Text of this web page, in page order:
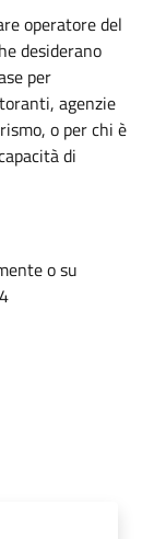
operatore del
desiderano
per
agenzie
o per chi è
di
o su